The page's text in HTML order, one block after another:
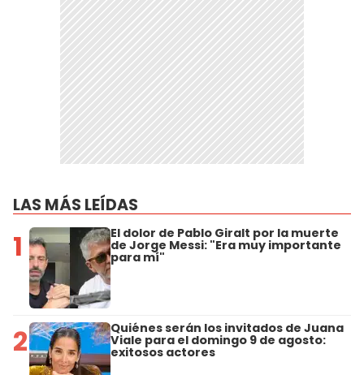
LAS MÁS LEÍDAS
1 El dolor de Pablo Giralt por la muerte
de Jorge Messi: "Era muy importante
para mí"
2 Quiénes serán los invitados de Juana
Viale para el domingo 9 de agosto:
exitosos actores